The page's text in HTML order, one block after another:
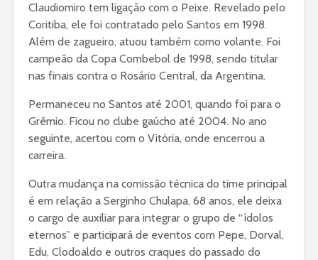
Claudiomiro tem ligação com o Peixe. Revelado pelo
Coritiba, ele foi contratado pelo Santos em 1998.
Além de zagueiro, atuou também como volante. Foi
campeão da Copa Combebol de 1998, sendo titular
nas finais contra o Rosário Central, da Argentina.
Permaneceu no Santos até 2001, quando foi para o
Grêmio. Ficou no clube gaúcho até 2004. No ano
seguinte, acertou com o Vitória, onde encerrou a
carreira.
Outra mudança na comissão técnica do time principal
é em relação a Serginho Chulapa, 68 anos, ele deixa
o cargo de auxiliar para integrar o grupo de “ídolos
eternos” e participará de eventos com Pepe, Dorval,
Edu, Clodoaldo e outros craques do passado do